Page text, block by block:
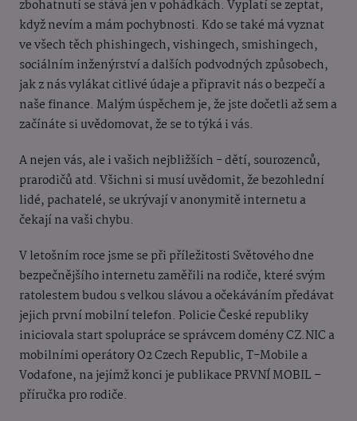
zbohatnutí se stává jen v pohádkách. Vyplatí se zeptat,
když nevím a mám pochybnosti. Kdo se také má vyznat
ve všech těch phishingech, vishingech, smishingech,
sociálním inženýrství a dalších podvodných způsobech,
jak z nás vylákat citlivé údaje a připravit nás o bezpečí a
naše finance. Malým úspěchem je, že jste dočetli až sem a
začínáte si uvědomovat, že se to týká i vás.
A nejen vás, ale i vašich nejbližších - dětí, sourozenců,
prarodičů atd. Všichni si musí uvědomit, že bezohlední
lidé, pachatelé, se ukrývají v anonymitě internetu a
čekají na vaši chybu.
V letošním roce jsme se při příležitosti Světového dne
bezpečnějšího internetu zaměřili na rodiče, které svým
ratolestem budou s velkou slávou a očekáváním předávat
jejich první mobilní telefon. Policie České republiky
iniciovala start spolupráce se správcem domény CZ.NIC a
mobilními operátory O2 Czech Republic, T-Mobile a
Vodafone, na jejímž konci je publikace PRVNÍ MOBIL –
příručka pro rodiče.